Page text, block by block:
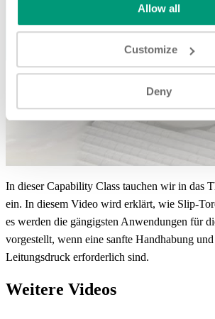
Read the complete cookie
Allow all
Customize
Deny
In dieser Capability Class tauchen wir in das
ein. In diesem Video wird erklärt, wie Slip-
es werden die gängigsten Anwendungen für
vorgestellt, wenn eine sanfte Handhabung
Leitungsdruck erforderlich sind.
Weitere Videos